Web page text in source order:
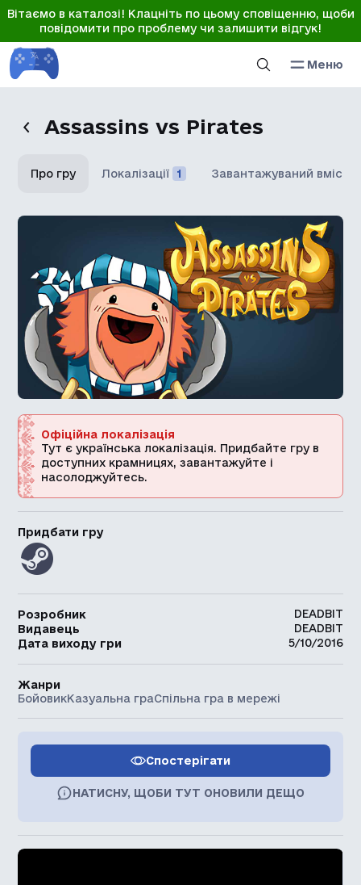
Вітаємо в каталозі! Клацніть по цьому сповіщенню, щоби
повідомити про проблему чи залишити відгук!
Меню
Assassins vs Pirates
Про гру Локалізації 1 Завантажуваний вміст
Офіційна локалізація
Тут є українська локалізація. Придбайте гру в
доступних крамницях, завантажуйте і
насолоджуйтесь.
Придбати гру
Розробник
DEADBIT
Видавець
DEADBIT
Дата виходу гри
5/10/2016
Жанри
БойовикКазуальна граСпільна гра в мережі
Спостерігати
НАТИСНУ, ЩОБИ ТУТ ОНОВИЛИ ДЕЩО